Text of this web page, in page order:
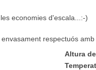
economies d'escala...:-)
respectuós
Altura